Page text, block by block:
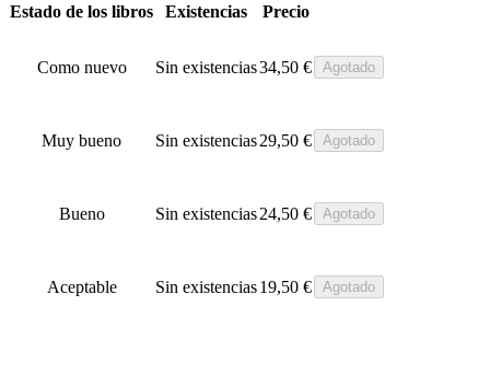
Estado de los libros Existencias Precio
Como nuevo Sin existencias34,50 € Agotado
Muy bueno Sin existencias29,50 € Agotado
Bueno Sin existencias24,50 € Agotado
Aceptable Sin existencias19,50 € Agotado